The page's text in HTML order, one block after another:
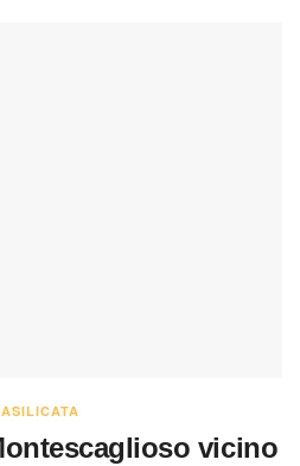
vicino